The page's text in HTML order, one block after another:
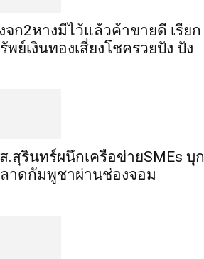
จก​2​หาง​มีไว้แล้ว​ค้าขาย​ดี​ เรียก​
พย์เงินทอง​เสี่ยงโชค​รวยปัง​ ปัง​
.สุรินทร์ผนึกเครือข่ายSMEs บุก
าดกัมพูชาผ่านช่องจอม